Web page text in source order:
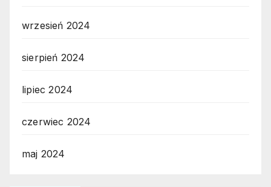
wrzesień 2024
sierpień 2024
lipiec 2024
czerwiec 2024
maj 2024